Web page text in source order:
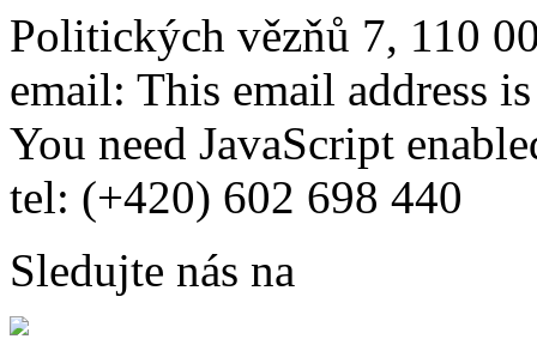
Politických vězňů 7, 110
email: This email address
You need JavaScript
tel: (+420) 602 698 440
Sledujte nás na